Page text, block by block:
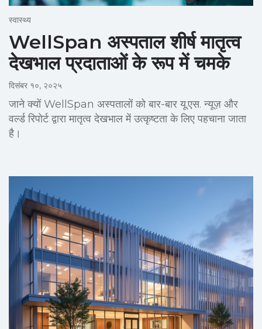
स्वास्थ्य
WellSpan अस्पताल शीर्ष मातृत्व
देखभाल प्रदाताओं के रूप में चमके
दिसंबर १०, २०२५
जाने क्यों WellSpan अस्पतालों को बार-बार यू.एस. न्यूज़ और
वर्ल्ड रिपोर्ट द्वारा मातृत्व देखभाल में उत्कृष्टता के लिए पहचाना जाता
है।